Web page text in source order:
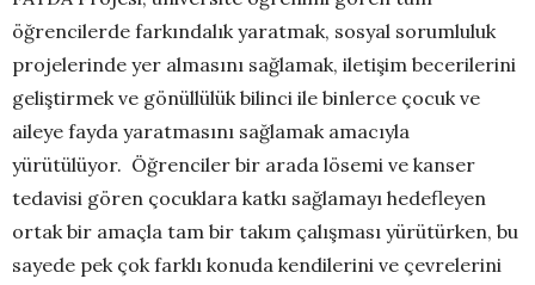
öğrencilerde farkındalık yaratmak, sosyal sorumluluk
projelerinde yer almasını sağlamak, iletişim becerilerini
geliştirmek ve gönüllülük bilinci ile binlerce çocuk ve
aileye fayda yaratmasını sağlamak amacıyla
yürütülüyor. Öğrenciler bir arada lösemi ve kanser
tedavisi gören çocuklara katkı sağlamayı hedefleyen
ortak bir amaçla tam bir takım çalışması yürütürken, bu
sayede pek çok farklı konuda kendilerini ve çevrelerini